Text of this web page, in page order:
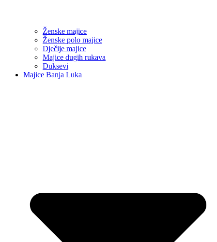
Ženske majice
Ženske polo majice
Dječije majice
Majice dugih rukava
Duksevi
Majice Banja Luka